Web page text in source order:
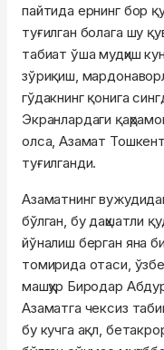
пайтида ернинг бор
туғилган болага шу
табиат ўша мудҳиш
зўриқиш,
гўдакнинг қонига
Экранлардаги
олса, Азамат
туғилганди.
Азаматнинг
бўлган, бу даҳшатли
йўналиш берган яна
томирида отаси,
машҳур Биродар
Азаматга чексиз
бу кучга ақл,